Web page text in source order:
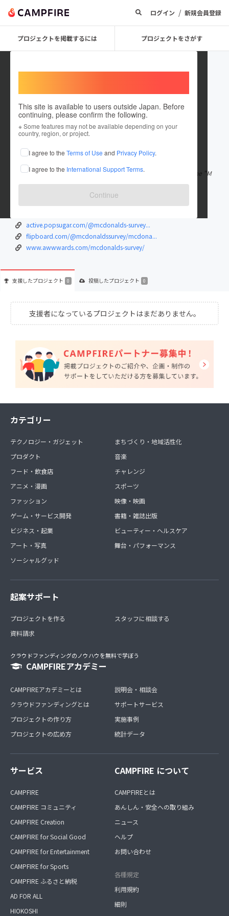
ログイン / 新規会員登録
プロジェクトを掲載するには プロジェクトをさがす
This site is available to users outside Japan. Before
continuing, please confirm the following.
※ Some features may not be available depending on your
country, region, or project.
I agree to the Terms of Use and Privacy Policy.
I agree to the International Support Terms.
Continue
mcdonaldssurvey
在住国：米国
出身国：米国
McDonalds organises a customer satisfaction survey in the name “M
CDVoice” at the official もっと見る
active.popsugar.com/@mcdonalds-survey...
flipboard.com/@mcdonaldssurvey/mcdona...
www.awwwards.com/mcdonalds-survey/
支援したプロジェクト 0 投稿したプロジェクト 0
支援者になっているプロジェクトはまだありません。
カテゴリー
テクノロジー・ガジェット
プロダクト
フード・飲食店
アニメ・漫画
ファッション
ゲーム・サービス開発
ビジネス・起業
アート・写真
ソーシャルグッド
まちづくり・地域活性化
音楽
チャレンジ
スポーツ
映像・映画
書籍・雑誌出版
ビューティー・ヘルスケア
舞台・パフォーマンス
起案サポート
プロジェクトを作る
資料請求
スタッフに相談する
クラウドファンディングのノウハウを無料で学ぼう
CAMPFIREアカデミー
CAMPFIREアカデミーとは
クラウドファンディングとは
プロジェクトの作り方
プロジェクトの広め方
説明会・相談会
サポートサービス
実施事例
統計データ
サービス
CAMPFIRE
CAMPFIRE コミュニティ
CAMPFIRE Creation
CAMPFIRE for Social Good
CAMPFIRE for Entertainment
CAMPFIRE for Sports
CAMPFIRE ふるさと納税
AD FOR ALL
HIOKOSHI
CAMPFIRE について
CAMPFIREとは
あんしん・安全への取り組み
ニュース
ヘルプ
お問い合わせ
各種規定
利用規約
細則